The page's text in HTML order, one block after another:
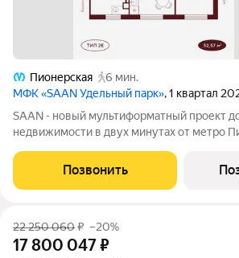
Пионерская
6 мин.
МФК «SAAN Удельный парк», 1 квартал
SAAN - новый мультиформатный проект
недвижимости в двух минутах от метро
представлены различные варианты: от
просторных резиденций с панорамными
Позвонить
22 250 060₽ –20%
17 800 047₽